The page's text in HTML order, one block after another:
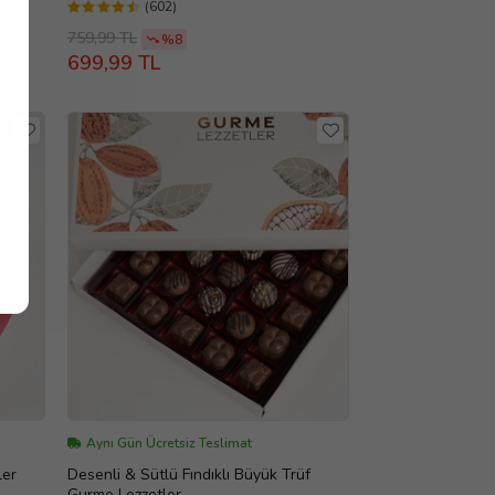
(602)
759,99 TL %8
699,99 TL
Aynı Gün Ücretsiz Teslimat
Desenli & Sütlü Fındıklı Büyük Trüf